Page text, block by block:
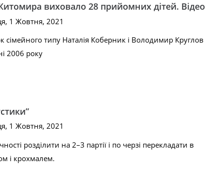
виховало 28 прийомних дітей. Відео
1 Жовтня, 2021
сімейного типу Наталія Коберник і Володимир Круглов
2006 року
1 Жовтня, 2021
розділити на 2–3 партії і по черзі перекладати в
і крохмалем.